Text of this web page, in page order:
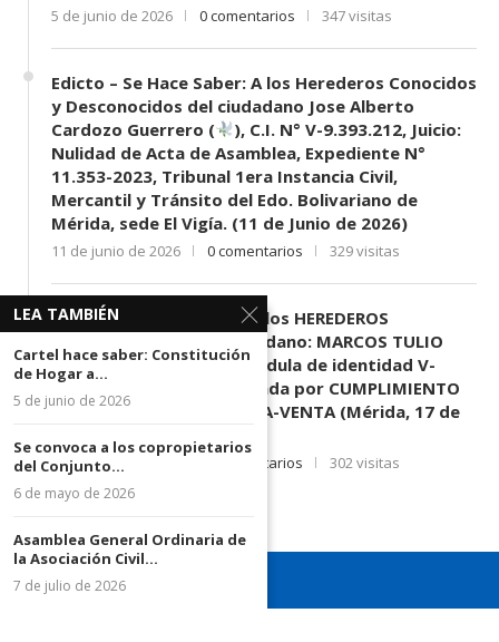
5 de junio de 2026 0 comentarios 347 visitas
Edicto – Se Hace Saber: A los Herederos Conocidos
y Desconocidos del ciudadano Jose Alberto
Cardozo Guerrero (
), C.I. N° V-9.393.212, Juicio:
Nulidad de Acta de Asamblea, Expediente N°
11.353-2023, Tribunal 1era Instancia Civil,
Mercantil y Tránsito del Edo. Bolivariano de
Mérida, sede El Vigía. (11 de Junio de 2026)
11 de junio de 2026 0 comentarios 329 visitas
EDICTO SE HACE SABER: A los HEREDEROS
DESCONOCIDOS del ciudadano: MARCOS TULIO
MORENO HERRERA, (
) cédula de identidad V-
3.003.963, Parte demandada por CUMPLIMIENTO
DE CONTRATO DE COMPRA-VENTA (Mérida, 17 de
17 de junio de 2026 0 comentarios 302 visitas
LEA TAMBIÉN
Cartel hace saber: Constitución
de Hogar a...
5 de junio de 2026
Se convoca a los copropietarios
del Conjunto...
6 de mayo de 2026
Asamblea General Ordinaria de
la Asociación Civil...
7 de julio de 2026